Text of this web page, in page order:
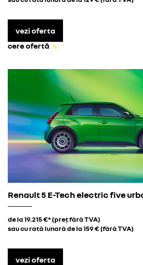
vezi oferta
cere ofertă
Renault 5 E-Tech electric five
de la 19.215 €* (preț fără TVA)
sau cu rată lunară de la 159 € (fără TVA)
vezi oferta